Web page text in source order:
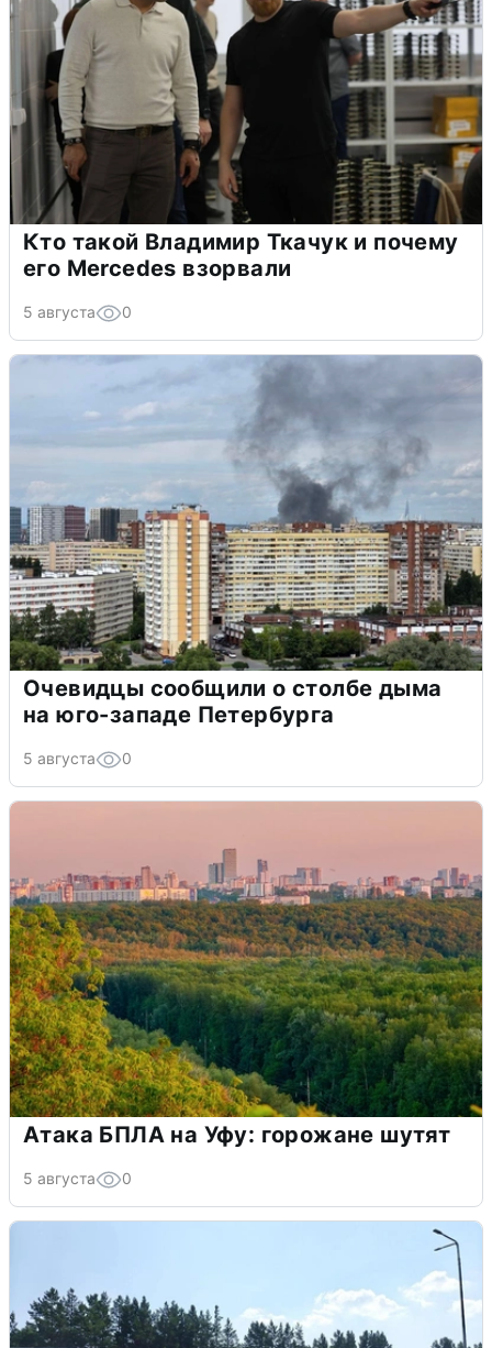
Кто такой Владимир Ткачук и почему
его Mercedes взорвали
5 августа 0
Очевидцы сообщили о столбе дыма
на юго-западе Петербурга
5 августа 0
Атака БПЛА на Уфу: горожане шутят
5 августа 0